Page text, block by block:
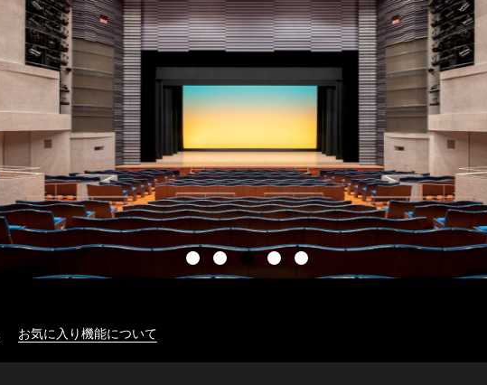
お気に入り機能について